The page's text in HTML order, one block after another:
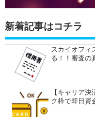
新着記事はコチラ
スカイオフィ
る！！審査の
【キャリア
ク枠で即日資